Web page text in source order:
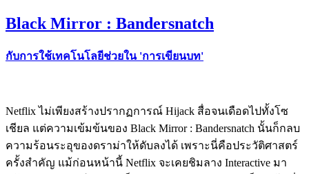
Black Mirror : Bandersnatch
กับการใช้เทคโนโลยีช่วยใน 'การเขียนบท'
Netflix ไม่เพียงสร้างปรากฏการณ์ Hijack สื่อจนเดือดไปทั้งโซ
เชียล แต่ความเข้มข้นของ Black Mirror : Bandersnatch นั้นก็กลบ
ความร้อนระอุของดราม่าให้ดับลงได้ เพราะนี่คือประวัติศาสตร์
ครั้งสำคัญ แม้ก่อนหน้านี้ Netflix จะเคยชิมลาง Interactive มา